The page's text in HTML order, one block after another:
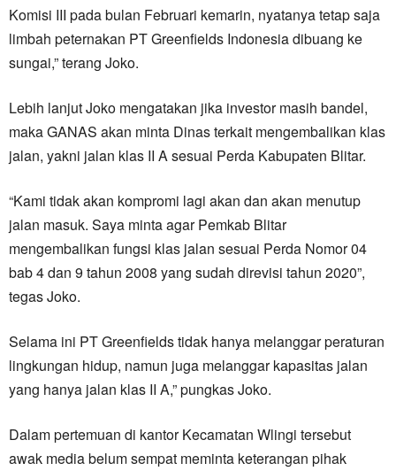
Komisi III pada bulan Februari kemarin, nyatanya tetap saja
limbah peternakan PT Greenfields Indonesia dibuang ke
sungai,” terang Joko.
Lebih lanjut Joko mengatakan jika investor masih bandel,
maka GANAS akan minta Dinas terkait mengembalikan klas
jalan, yakni jalan klas II A sesuai Perda Kabupaten Blitar.
“Kami tidak akan kompromi lagi akan dan akan menutup
jalan masuk. Saya minta agar Pemkab Blitar
mengembalikan fungsi klas jalan sesuai Perda Nomor 04
bab 4 dan 9 tahun 2008 yang sudah direvisi tahun 2020”,
tegas Joko.
Selama ini PT Greenfields tidak hanya melanggar peraturan
lingkungan hidup, namun juga melanggar kapasitas jalan
yang hanya jalan klas II A,” pungkas Joko.
Dalam pertemuan di kantor Kecamatan Wlingi tersebut
awak media belum sempat meminta keterangan pihak